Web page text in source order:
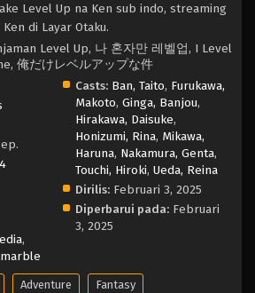
Level Up na Ken sub indo, streaming
di Layar Otaku.
Level Up, 나 혼자만 레벨업, I Level
俺だけレベルアップな件
,
Casts: Ban, Taito, Furukawa,
Makoto,Ginga, Banjou,
Hirakawa, Daisuke,
Honizumi, Rina, Mikawa,
Haruna, Nakamura, Genta,
Touchi, Hiroki,Ueda, Reina
Dirilis: Februari 3, 2025
Diperbarui pada: Februari
3, 2025
Adventure
Fantasy